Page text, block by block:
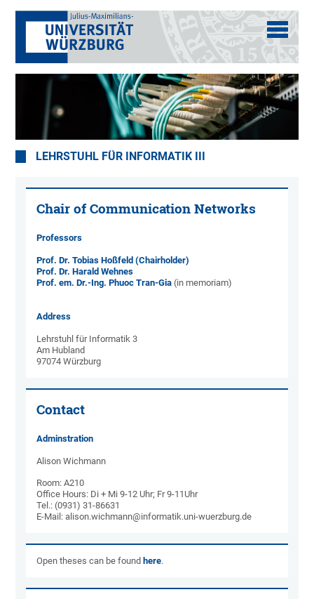
LEHRSTUHL FÜR INFORMATIK III
Chair of Communication Networks
Professors
Prof. Dr. Tobias Hoßfeld (Chairholder)
Prof. Dr. Harald Wehnes
Prof. em. Dr.-Ing. Phuoc Tran-Gia (in memoriam)
Address
Lehrstuhl für Informatik 3
Am Hubland
97074 Würzburg
Contact
Adminstration
Alison Wichmann
Room: A210
Office Hours: Di + Mi 9-12 Uhr; Fr 9-11Uhr
Tel.: (0931) 31-86631
E-Mail: alison.wichmann@informatik.uni-wuerzburg.de
Open theses can be found here.